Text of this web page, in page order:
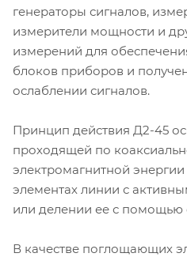
генераторы сигналов,
измерители мощности и
измерений для
блоков приборов и
ослаблении сигналов.
Принцип действия Д2-45
проходящей по
электромагнитной
элементах линии с
или делении ее с помощью
В качестве поглощающих